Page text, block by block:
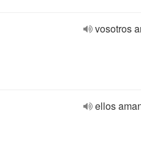
vosotros
ellos